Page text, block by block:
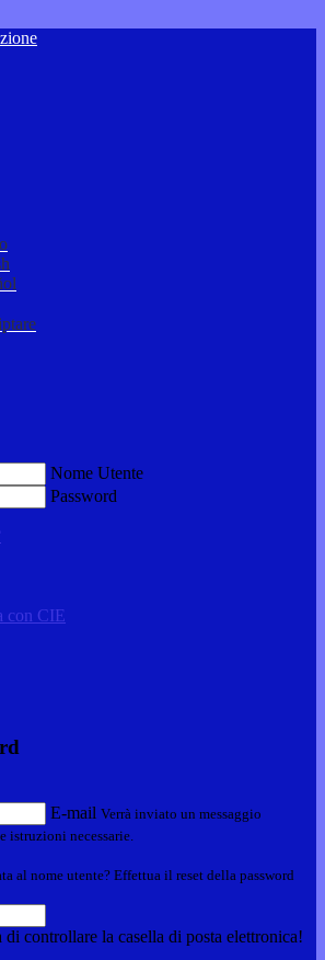
Nome Utente
Password
con CIE
E-mail Verrà inviato un messaggio
istruzioni necessarie.
al nome utente? Effettua il reset della password
controllare la casella di posta elettronica!